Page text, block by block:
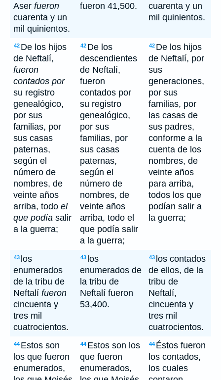
Aser fueron
cuarenta y un
mil quinientos.
fueron 41,500.
cuarenta y un
mil quinientos.
42 De los hijos
de Neftalí,
fueron
contados por
su registro
genealógico,
por sus
familias, por
sus casas
paternas,
según el
número de
nombres, de
veinte años
arriba, todo el
que podía salir
a la guerra;
42 De los
descendientes
de Neftalí,
fueron
contados por
su registro
genealógico,
por sus
familias, por
sus casas
paternas,
según el
número de
nombres, de
veinte años
arriba, todo el
que podía salir
a la guerra;
42 De los hijos
de Neftalí, por
sus
generaciones,
por sus
familias, por
las casas de
sus padres,
conforme a la
cuenta de los
nombres, de
veinte años
para arriba,
todos los que
podían salir a
la guerra;
43 los
enumerados
de la tribu de
Neftalí fueron
cincuenta y
tres mil
cuatrocientos.
43 los
enumerados de
la tribu de
Neftalí fueron
53,400.
43 los contados
de ellos, de la
tribu de
Neftalí,
cincuenta y
tres mil
cuatrocientos.
44 Estos son
los que fueron
enumerados,
44 Estos son los
que fueron
enumerados,
44 Éstos fueron
los contados,
los cuales